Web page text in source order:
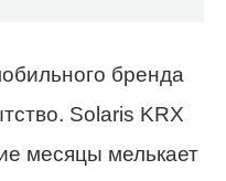
бренда
Solaris KRX
месяцы мелькает